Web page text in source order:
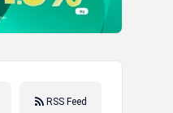
RSS Feed